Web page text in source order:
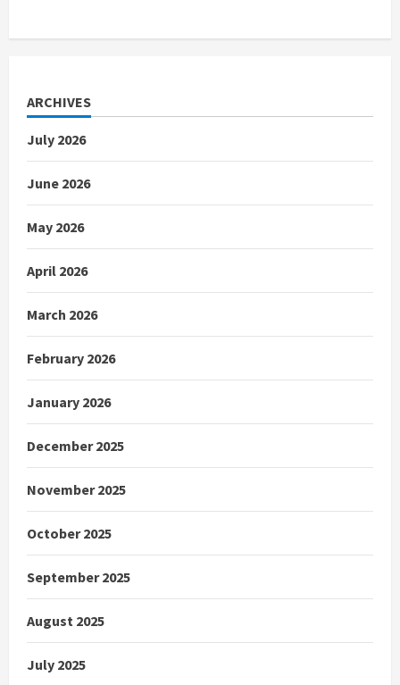
ARCHIVES
July 2026
June 2026
May 2026
April 2026
March 2026
February 2026
January 2026
December 2025
November 2025
October 2025
September 2025
August 2025
July 2025